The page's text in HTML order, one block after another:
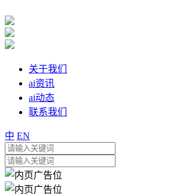
关于我们
ai资讯
ai动态
联系我们
中 EN